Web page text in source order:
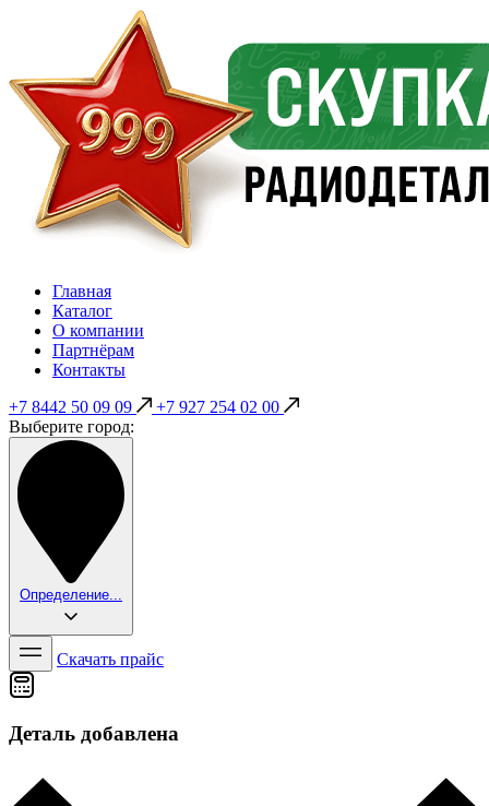
Главная
Каталог
О компании
Партнёрам
Контакты
+7 8442 50 09 09
+7 927 254 02 00
Выберите город:
Определение...
Скачать прайс
Деталь добавлена